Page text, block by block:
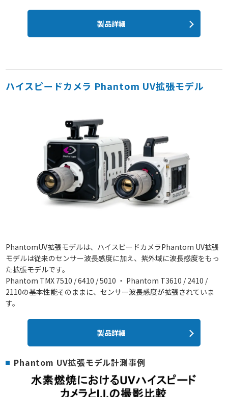
製品詳細
ハイスピードカメラ Phantom UV拡張モデル
PhantomUV拡張モデルは、ハイスピードカメラPhantom UV拡張
モデルは従来のセンサー波長感度に加え、紫外域に波長感度をもっ
た拡張モデルです。
Phantom TMX 7510 / 6410 / 5010 ・ Phantom T3610 / 2410 /
2110の基本性能そのままに、センサー波長感度が拡張されていま
す。
製品詳細
Phantom UV拡張モデル計測事例